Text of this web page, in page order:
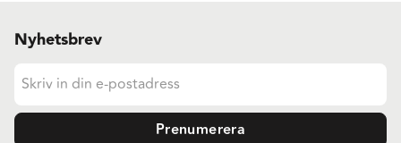
Nyhetsbrev
Prenumerera